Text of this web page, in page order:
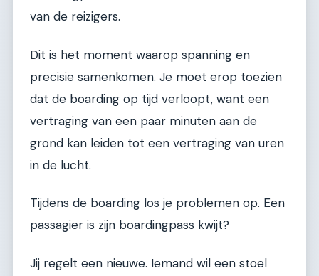
van de reizigers.
Dit is het moment waarop spanning en
precisie samenkomen. Je moet erop toezien
dat de boarding op tijd verloopt, want een
vertraging van een paar minuten aan de
grond kan leiden tot een vertraging van uren
in de lucht.
Tijdens de boarding los je problemen op. Een
passagier is zijn boardingpass kwijt?
Jij regelt een nieuwe. Iemand wil een stoel